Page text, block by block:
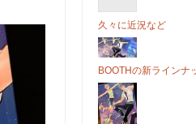
久々に近況など
BOOTHの新ラインナ